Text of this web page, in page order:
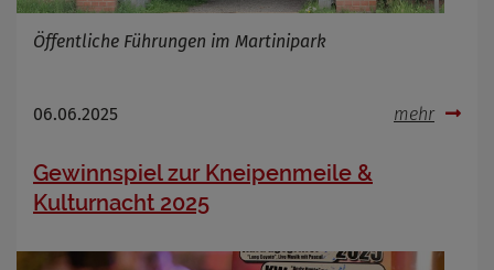
Öffentliche Führungen im Martinipark
06.06.2025 mehr
Gewinnspiel zur Kneipenmeile &
Kulturnacht 2025